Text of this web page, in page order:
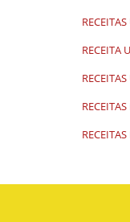
RECEITA
RECEITAS